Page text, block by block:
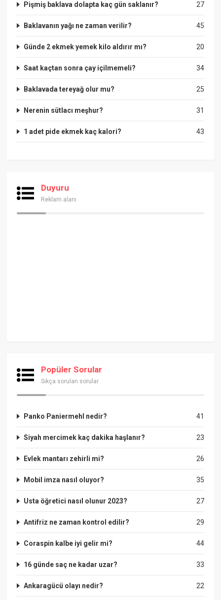
27
Pişmiş baklava dolapta kaç gün saklanır?
45
Baklavanın yağı ne zaman verilir?
20
Günde 2 ekmek yemek kilo aldırır mı?
34
Saat kaçtan sonra çay içilmemeli?
25
Baklavada tereyağ olur mu?
31
Nerenin sütlacı meşhur?
43
1 adet pide ekmek kaç kalori?
Duyuru
Reklam alanı
Popüler Sorular
Sıkça sorulan sorular
41
Panko Paniermehl nedir?
23
Siyah mercimek kaç dakika haşlanır?
26
Evlek mantarı zehirli mi?
35
Mobil imza nasıl oluyor?
27
Usta öğretici nasıl olunur 2023?
29
Antifriz ne zaman kontrol edilir?
44
Coraspin kalbe iyi gelir mi?
33
16 günde saç ne kadar uzar?
22
Ankaragücü olayı nedir?